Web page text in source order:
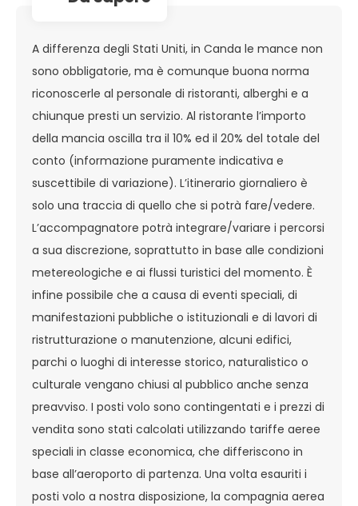
A differenza degli Stati Uniti, in Canda le mance non
sono obbligatorie, ma è comunque buona norma
riconoscerle al personale di ristoranti, alberghi e a
chiunque presti un servizio. Al ristorante l’importo
della mancia oscilla tra il 10% ed il 20% del totale del
conto (informazione puramente indicativa e
suscettibile di variazione). L’itinerario giornaliero è
solo una traccia di quello che si potrà fare/vedere.
L’accompagnatore potrà integrare/variare i percorsi
a sua discrezione, soprattutto in base alle condizioni
metereologiche e ai flussi turistici del momento. È
infine possibile che a causa di eventi speciali, di
manifestazioni pubbliche o istituzionali e di lavori di
ristrutturazione o manutenzione, alcuni edifici,
parchi o luoghi di interesse storico, naturalistico o
culturale vengano chiusi al pubblico anche senza
preavviso. I posti volo sono contingentati e i prezzi di
vendita sono stati calcolati utilizzando tariffe aeree
speciali in classe economica, che differiscono in
base all’aeroporto di partenza. Una volta esauriti i
posti volo a nostra disposizione, la compagnia aerea